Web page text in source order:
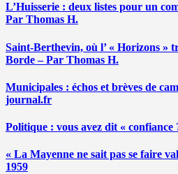
L’Huisserie : deux listes pour un
Par Thomas H.
Saint-Berthevin, où l’ « Horizons »
Borde – Par Thomas H.
Municipales : échos et brèves de
journal.fr
Politique : vous avez dit «
« La Mayenne ne sait pas se faire
1959